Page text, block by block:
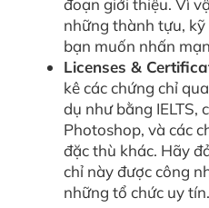
đoạn giới thiệu. Vì
những thành tựu,
bạn muốn nhấn
Licenses &
kê các chứng chỉ
dụ như bằng IELTS,
Photoshop, và các
đặc thù khác. Hãy
chỉ này được công
những tổ chức uy tín.